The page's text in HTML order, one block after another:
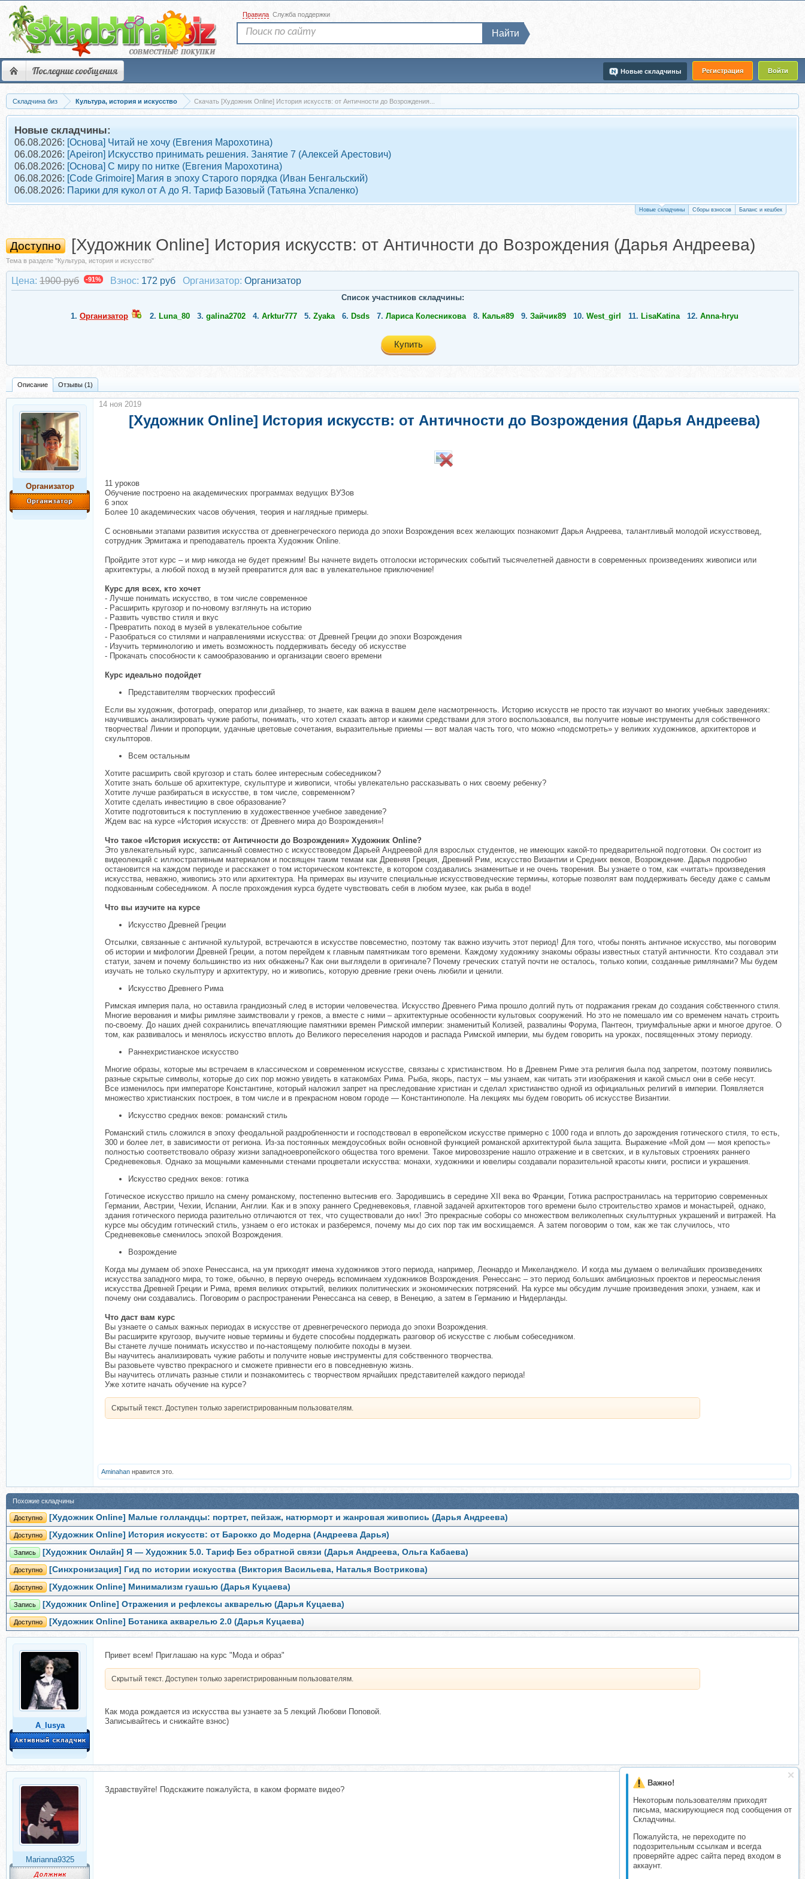
Последние сообщения Регистрация Войти
Новые складчины
Правила Служба поддержки
Найти
Складчина биз Культура, история и искусство Скачать [Художник Online] История искусств: от Античности до Возрождения...
Новые складчины:
06.08.2026: [Основа] Читай не хочу (Евгения Марохотина)
06.08.2026: [Apeiron] Искусство принимать решения. Занятие 7 (Алексей Арестович)
06.08.2026: [Основа] С миру по нитке (Евгения Марохотина)
06.08.2026: [Code Grimoire] Магия в эпоху Старого порядка (Иван Бенгальский)
06.08.2026: Парики для кукол от А до Я. Тариф Базовый (Татьяна Успаленко)
Новые складчины Сборы взносов Баланс и кешбек
Важно!
Некоторым пользователям приходят
письма, маскирующиеся под сообщения от
Складчины.
Пожалуйста, не переходите по
подозрительным ссылкам и всегда
проверяйте адрес сайта перед входом в
аккаунт.
Доступно [Художник Online] История искусств: от Античности до Возрождения (Дарья Андреева)
Тема в разделе "Культура, история и искусство"
Цена: 1900 руб -91% Взнос: 172 руб Организатор: Организатор
Список участников складчины:
1. Организатор 2. Luna_80 3. galina2702 4. Arktur777 5. Zyaka 6. Dsds 7. Лариса Колесникова 8. Калья89 9. Зайчик89 10. West_girl 11. LisaKatina 12. Anna-hryu
Купить
Описание Отзывы (1)
Организатор
[Художник Online] История искусств: от Античности до Возрождения (Дарья Андреева)
11 уроков
Обучение построено на академических программах ведущих ВУЗов
6 эпох
Более 10 академических часов обучения, теория и наглядные примеры.
С основными этапами развития искусства от древнегреческого периода до эпохи Возрождения всех желающих познакомит Дарья Андреева, талантливый молодой искусствовед,
сотрудник Эрмитажа и преподаватель проекта Художник Online.
Пройдите этот курс – и мир никогда не будет прежним! Вы начнете видеть отголоски исторических событий тысячелетней давности в современных произведениях живописи или
архитектуры, а любой поход в музей превратится для вас в увлекательное приключение!
Курс для всех, кто хочет
- Лучше понимать искусство, в том числе современное
- Расширить кругозор и по-новому взглянуть на историю
- Развить чувство стиля и вкус
- Превратить поход в музей в увлекательное событие
- Разобраться со стилями и направлениями искусства: от Древней Греции до эпохи Возрождения
- Изучить терминологию и иметь возможность поддерживать беседу об искусстве
- Прокачать способности к самообразованию и организации своего времени
Курс идеально подойдет
Представителям творческих профессий
Если вы художник, фотограф, оператор или дизайнер, то знаете, как важна в вашем деле насмотренность. Историю искусств не просто так изучают во многих учебных заведениях:
научившись анализировать чужие работы, понимать, что хотел сказать автор и какими средствами для этого воспользовался, вы получите новые инструменты для собственного
творчества! Линии и пропорции, удачные цветовые сочетания, выразительные приемы — вот малая часть того, что можно «подсмотреть» у великих художников, архитекторов и
скульпторов.
Всем остальным
Хотите расширить свой кругозор и стать более интересным собеседником?
Хотите знать больше об архитектуре, скульптуре и живописи, чтобы увлекательно рассказывать о них своему ребенку?
Хотите лучше разбираться в искусстве, в том числе, современном?
Хотите сделать инвестицию в свое образование?
Хотите подготовиться к поступлению в художественное учебное заведение?
Ждем вас на курсе «История искусств: от Древнего мира до Возрождения»!
Что такое «История искусств: от Античности до Возрождения» Художник Online?
Это увлекательный курс, записанный совместно с искусствоведом Дарьей Андреевой для взрослых студентов, не имеющих какой-то предварительной подготовки. Он состоит из
видеолекций с иллюстративным материалом и посвящен таким темам как Древняя Греция, Древний Рим, искусство Византии и Средних веков, Возрождение. Дарья подробно
остановится на каждом периоде и расскажет о том историческом контексте, в котором создавались знаменитые и не очень творения. Вы узнаете о том, как «читать» произведения
искусства, неважно, живопись это или архитектура. На примерах вы изучите специальные искусствоведческие термины, которые позволят вам поддерживать беседу даже с самым
подкованным собеседником. А после прохождения курса будете чувствовать себя в любом музее, как рыба в воде!
Что вы изучите на курсе
Искусство Древней Греции
Отсылки, связанные с античной культурой, встречаются в искусстве повсеместно, поэтому так важно изучить этот период! Для того, чтобы понять античное искусство, мы поговорим
об истории и мифологии Древней Греции, а потом перейдем к главным памятникам того времени. Каждому художнику знакомы образы известных статуй античности. Кто создавал эти
статуи, зачем и почему большинство из них обнажены? Как они выглядели в оригинале? Почему греческих статуй почти не осталось, только копии, созданные римлянами? Мы будем
изучать не только скульптуру и архитектуру, но и живопись, которую древние греки очень любили и ценили.
Искусство Древнего Рима
Римская империя пала, но оставила грандиозный след в истории человечества. Искусство Древнего Рима прошло долгий путь от подражания грекам до создания собственного стиля.
Многие верования и мифы римляне заимствовали у греков, а вместе с ними – архитектурные особенности культовых сооружений. Но это не помешало им со временем начать строить
по-своему. До наших дней сохранились впечатляющие памятники времен Римской империи: знаменитый Колизей, развалины Форума, Пантеон, триумфальные арки и многое другое. О
том, как развивалось и менялось искусство вплоть до Великого переселения народов и распада Римской империи, мы будем говорить на уроках, посвященных этому периоду.
Раннехристианское искусство
Многие образы, которые мы встречаем в классическом и современном искусстве, связаны с христианством. Но в Древнем Риме эта религия была под запретом, поэтому появились
разные скрытые символы, которые до сих пор можно увидеть в катакомбах Рима. Рыба, якорь, пастух – мы узнаем, как читать эти изображения и какой смысл они в себе несут.
Все изменилось при императоре Константине, который наложил запрет на преследование христиан и сделал христианство одной из официальных религий в империи. Появляется
множество христианских построек, в том числе и в прекрасном новом городе — Константинополе. На лекциях мы будем говорить об искусстве Византии.
Искусство средних веков: романский стиль
Романский стиль сложился в эпоху феодальной раздробленности и господствовал в европейском искусстве примерно с 1000 года и вплоть до зарождения готического стиля, то есть,
300 и более лет, в зависимости от региона. Из-за постоянных междоусобных войн основной функцией романской архитектурой была защита. Выражение «Мой дом — моя крепость»
полностью соответствовало образу жизни западноевропейского общества того времени. Такое мировоззрение нашло отражение и в светских, и в культовых строениях раннего
Средневековья. Однако за мощными каменными стенами процветали искусства: монахи, художники и ювелиры создавали поразительной красоты книги, росписи и украшения.
Искусство средних веков: готика
Готическое искусство пришло на смену романскому, постепенно вытеснив его. Зародившись в середине XII века во Франции, Готика распространилась на территорию современных
Германии, Австрии, Чехии, Испании, Англии. Как и в эпоху раннего Средневековья, главной задачей архитекторов того времени было строительство храмов и монастырей, однако,
здания готического периода разительно отличаются от тех, что существовали до них! Это прекрасные соборы со множеством великолепных скульптурных украшений и витражей. На
курсе мы обсудим готический стиль, узнаем о его истоках и разберемся, почему мы до сих пор так им восхищаемся. А затем поговорим о том, как же так случилось, что
Средневековье сменилось эпохой Возрождения.
Возрождение
Когда мы думаем об эпохе Ренессанса, на ум приходят имена художников этого периода, например, Леонардо и Микеланджело. И когда мы думаем о величайших произведениях
искусства западного мира, то тоже, обычно, в первую очередь вспоминаем художников Возрождения. Ренессанс – это период больших амбициозных проектов и переосмысления
искусства Древней Греции и Рима, время великих открытий, великих политических и экономических потрясений. На курсе мы обсудим лучшие произведения эпохи, узнаем, как и
почему они создавались. Поговорим о распространении Ренессанса на север, в Венецию, а затем в Германию и Нидерланды.
Что даст вам курс
Вы узнаете о самых важных периодах в искусстве от древнегреческого периода до эпохи Возрождения.
Вы расширите кругозор, выучите новые термины и будете способны поддержать разговор об искусстве с любым собеседником.
Вы станете лучше понимать искусство и по-настоящему полюбите походы в музеи.
Вы научитесь анализировать чужие работы и получите новые инструменты для собственного творчества.
Вы разовьете чувство прекрасного и сможете привнести его в повседневную жизнь.
Вы научитесь отличать разные стили и познакомитесь с творчеством ярчайших представителей каждого периода!
Уже хотите начать обучение на курсе?
Скрытый текст. Доступен только зарегистрированным пользователям.
14 ноя 2019
Aminahan нравится это.
Похожие складчины
Доступно [Художник Online] Малые голландцы: портрет, пейзаж, натюрморт и жанровая живопись (Дарья Андреева)
Доступно [Художник Online] История искусств: от Барокко до Модерна (Андреева Дарья)
Запись [Художник Онлайн] Я — Художник 5.0. Тариф Без обратной связи (Дарья Андреева, Ольга Кабаева)
Доступно [Синхронизация] Гид по истории искусства (Виктория Васильева, Наталья Вострикова)
Доступно [Художник Online] Минимализм гуашью (Дарья Куцаева)
Запись [Художник Online] Отражения и рефлексы акварелью (Дарья Куцаева)
Доступно [Художник Online] Ботаника акварелью 2.0 (Дарья Куцаева)
A_lusya
Привет всем! Приглашаю на курс "Мода и образ"
Скрытый текст. Доступен только зарегистрированным пользователям.
Как мода рождается из искусства вы узнаете за 5 лекций Любови Поповой.
Записывайтесь и снижайте взнос)
Marianna9325
Здравствуйте! Подскажите пожалуйста, в каком формате видео?